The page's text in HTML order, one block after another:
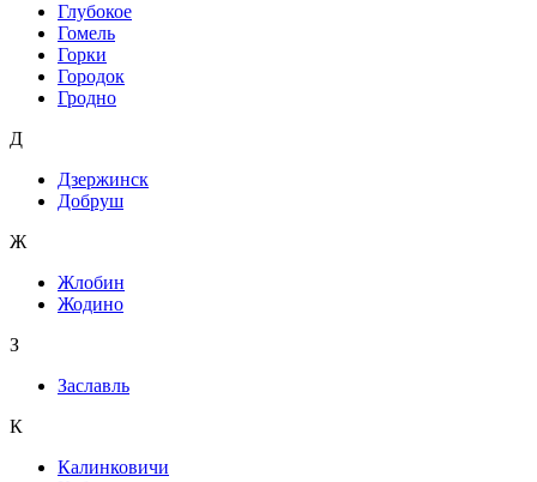
Глубокое
Гомель
Горки
Городок
Гродно
Д
Дзержинск
Добруш
Ж
Жлобин
Жодино
З
Заславль
К
Калинковичи